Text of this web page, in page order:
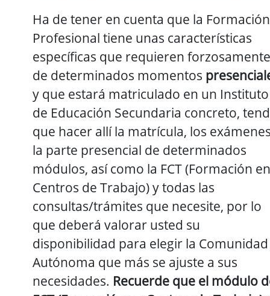
Ha de tener en cuenta que la Formación
Profesional tiene unas características
específicas que requieren forzosamente
de determinados momentos
y que estará matriculado en un Instituto
de Educación Secundaria concreto,
que hacer allí la matrícula, los
la parte presencial de determinados
módulos, así como la FCT (Formación en
Centros de Trabajo) y todas las
consultas/trámites que necesite, por lo
que deberá valorar usted su
disponibilidad para elegir la Comunidad
Autónoma que más se ajuste a sus
necesidades. Recuerde que el módulo